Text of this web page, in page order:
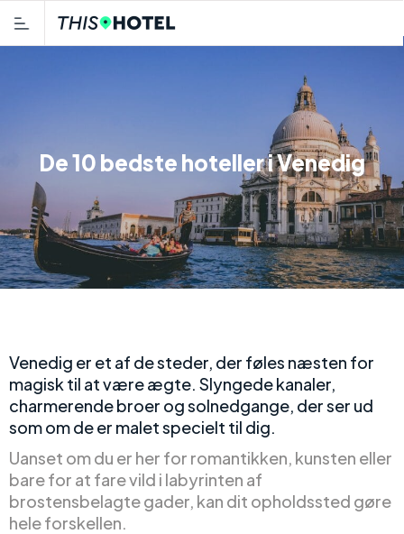
De 10 bedste hoteller i Venedig
Venedig er et af de steder, der føles næsten for
magisk til at være ægte. Slyngede kanaler,
charmerende broer og solnedgange, der ser ud
som om de er malet specielt til dig.
Uanset om du er her for romantikken, kunsten eller
bare for at fare vild i labyrinten af
brostensbelagte gader, kan dit opholdssted gøre
hele forskellen.